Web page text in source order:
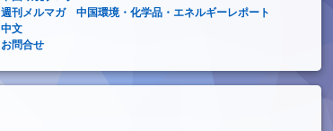
週刊メルマガ 中国環境・化学品・エネルギーレポート
中文
お問合せ